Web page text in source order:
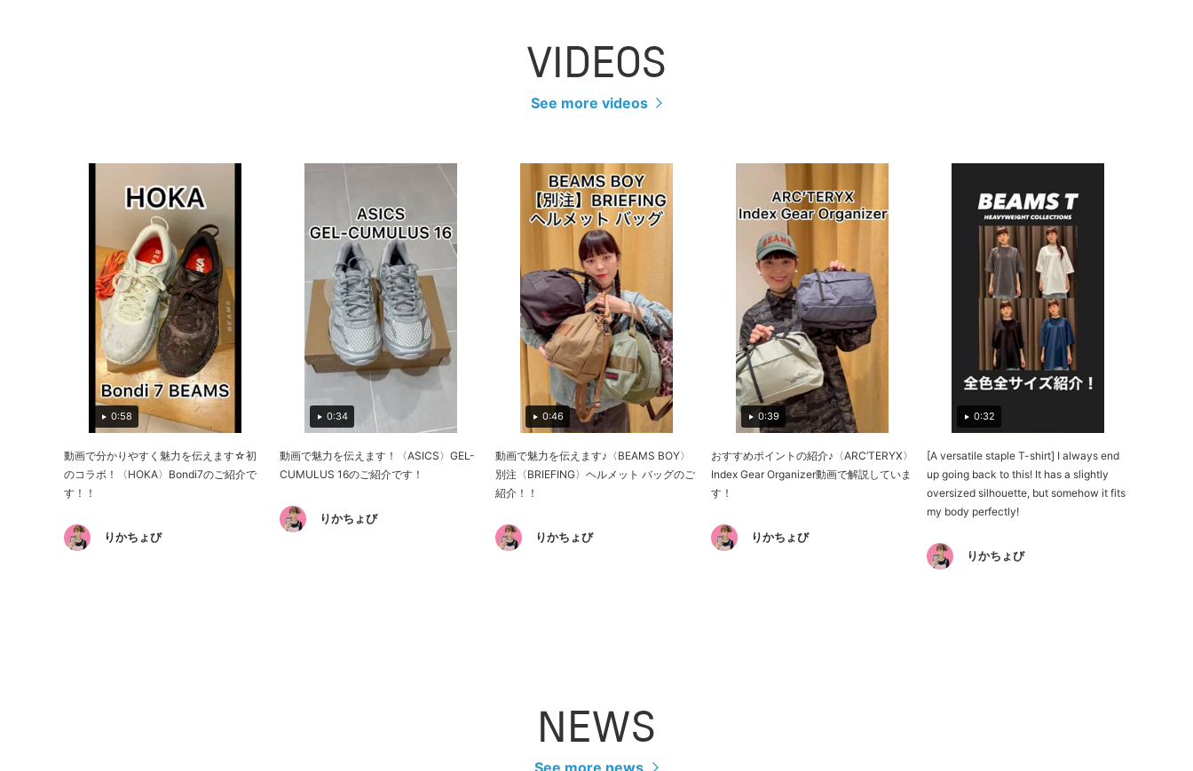
VIDEOS
See more videos
0:58
動画で分かりやすく魅力を伝えます☆初
のコラボ！〈HOKA〉Bondi7のご紹介で
す！！
りかちょび
0:34
動画で魅力を伝えます！〈ASICS〉GEL-
CUMULUS 16のご紹介です！
りかちょび
0:46
動画で魅力を伝えます♪〈BEAMS BOY〉
別注〈BRIEFING〉ヘルメット バッグのご
紹介！！
りかちょび
0:39
おすすめポイントの紹介♪〈ARC’TERYX〉
Index Gear Organizer動画で解説していま
す！
りかちょび
0:32
[A versatile staple T-shirt] I always end
up going back to this! It has a slightly
oversized silhouette, but somehow it fits
my body perfectly!
りかちょび
NEWS